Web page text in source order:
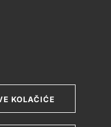
KOLAČIĆE